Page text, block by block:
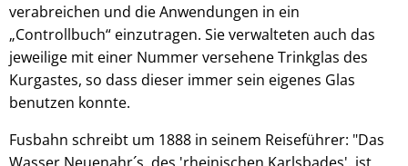
verabreichen und die Anwendungen in ein
„Controllbuch“ einzutragen. Sie verwalteten auch das
jeweilige mit einer Nummer versehene Trinkglas des
Kurgastes, so dass dieser immer sein eigenes Glas
benutzen konnte.
Fusbahn schreibt um 1888 in seinem Reiseführer: "Das